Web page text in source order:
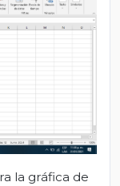
la gráfica de